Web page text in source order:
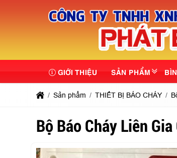
GIỚI THIỆU SẢN PHẨM
Sản phẩm THIẾT BỊ BÁO CHÁY
Bộ Báo Cháy Liên